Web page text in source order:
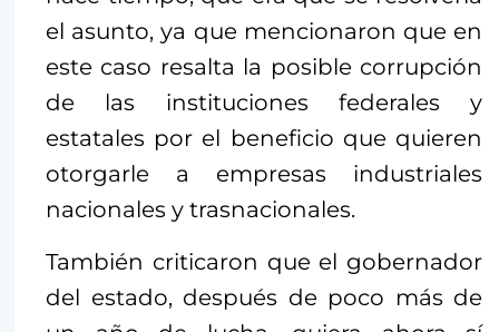
el asunto, ya que mencionaron que en
este caso resalta la posible corrupción
de las instituciones federales y
estatales por el beneficio que quieren
otorgarle a empresas industriales
nacionales y trasnacionales.
También criticaron que el gobernador
del estado, después de poco más de